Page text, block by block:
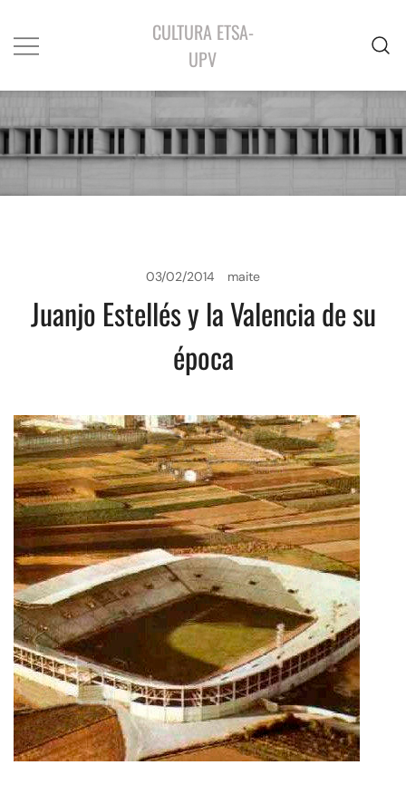
CULTURA ETSA-
UPV
03/02/2014 maite
Juanjo Estellés y la Valencia de su
época